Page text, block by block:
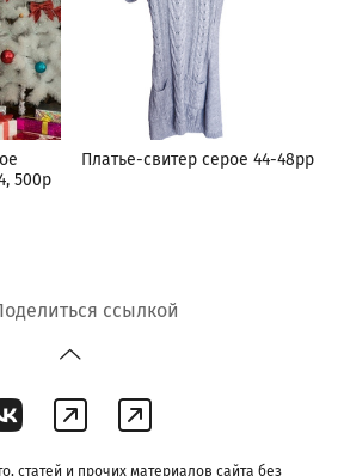
500р
Платье-свитер серое 44-48рр
ссылкой
статей и прочих материалов сайта без